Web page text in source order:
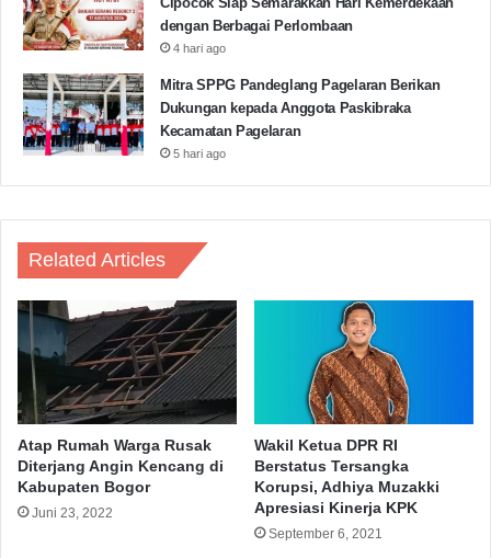
dengan Berbagai Perlombaan
4 hari ago
Mitra SPPG Pandeglang Pagelaran Berikan
Dukungan kepada Anggota Paskibraka
Kecamatan Pagelaran
5 hari ago
Related Articles
Atap Rumah Warga Rusak
Diterjang Angin Kencang di
Kabupaten Bogor
Juni 23, 2022
Wakil Ketua DPR RI
Berstatus Tersangka
Korupsi, Adhiya Muzakki
Apresiasi Kinerja KPK
September 6, 2021